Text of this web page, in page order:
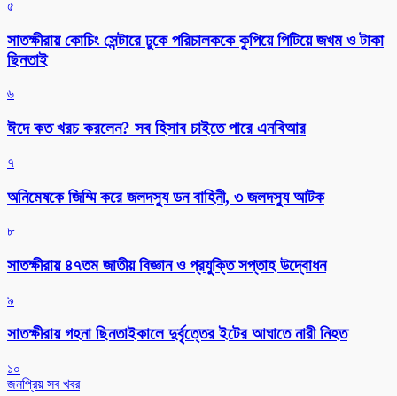
৫
সাতক্ষীরায় কোচিং সেন্টারে ঢুকে পরিচালককে কুপিয়ে পিটিয়ে জখম ও টাকা
ছিনতাই
৬
ঈদে কত খরচ করলেন? সব হিসাব চাইতে পারে এনবিআর
৭
অনিমেষকে জিম্মি করে জলদস্যু ডন বাহিনী, ৩ জলদস্যু আটক
৮
সাতক্ষীরায় ৪৭তম জাতীয় বিজ্ঞান ও প্রযুক্তি সপ্তাহ উদ্বোধন
৯
সাতক্ষীরায় গহনা ছিনতাইকালে দুর্বৃত্তের ইটের আঘাতে নারী নিহত
১০
জনপ্রিয় সব খবর